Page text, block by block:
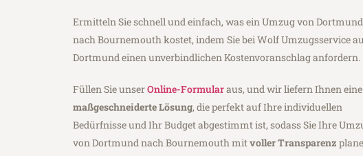
Ermitteln Sie schnell und einfach, was ein Umzug von Dortmund
nach Bournemouth kostet, indem Sie bei Wolf Umzugsservice
Dortmund einen unverbindlichen Kostenvoranschlag anfordern.
Füllen Sie unserOnline-Formularaus, und wir liefern Ihnen eine
maßgeschneiderte Lösung, die perfekt auf Ihre individuellen
Bedürfnisse und Ihr Budget abgestimmt ist, sodass Sie Ihre
von Dortmund nach Bournemouth mitvoller Transparenz